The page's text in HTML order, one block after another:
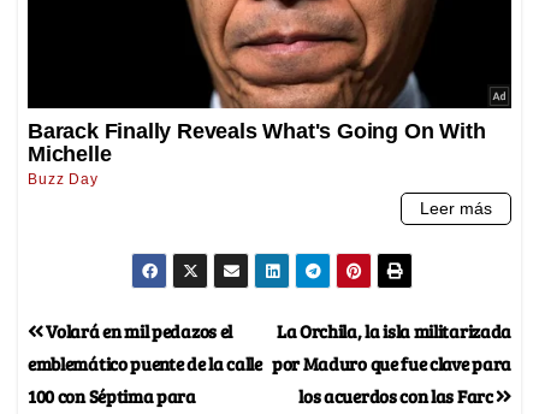
La Orchila, la isla militarizada
por Maduro que fue clave para
los acuerdos con las Farc
Volará en mil pedazos el
emblemático puente de la calle
100 con Séptima para